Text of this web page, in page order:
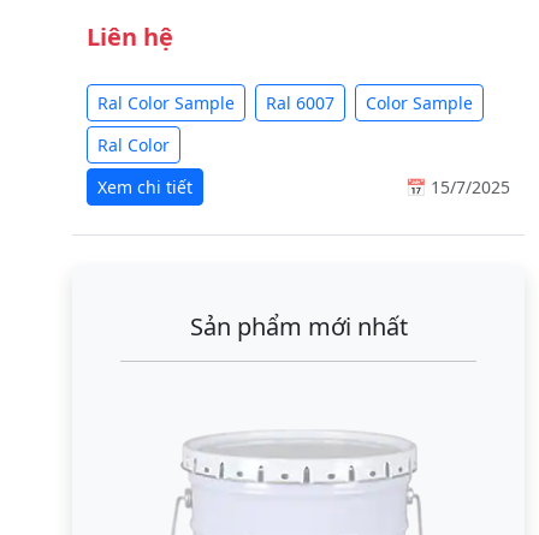
Liên hệ
Ral Color Sample Ral 6007
Color Sample
Ral Color
Xem chi tiết
📅 15/7/2025
Sản phẩm mới nhất